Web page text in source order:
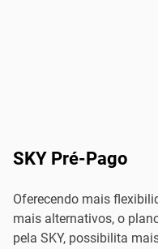
SKY Pré-Pago
Oferecendo mais
mais alternativos, o
pela SKY, possibilita